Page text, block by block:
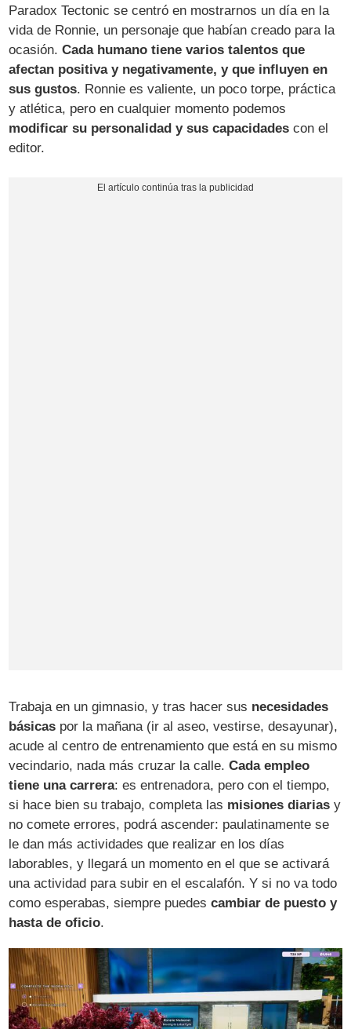
Paradox Tectonic se centró en mostrarnos un día en la
vida de Ronnie, un personaje que habían creado para la
ocasión.Cada humano tiene varios talentos que
afectan positiva y negativamente, y que influyen en
sus gustos. Ronnie es valiente, un poco torpe, práctica
y atlética, pero en cualquier momento podemos
modificar su personalidad y sus capacidades con el
editor.
Trabaja en un gimnasio, y tras hacer sus necesidades
básicas por la mañana (ir al aseo, vestirse, desayunar),
acude al centro de entrenamiento que está en su mismo
vecindario, nada más cruzar la calle.Cada empleo
tiene una carrera: es entrenadora, pero con el tiempo,
si hace bien su trabajo, completa las misiones diarias y
no comete errores, podrá ascender: paulatinamente se
le dan más actividades que realizar en los días
laborables, y llegará un momento en el que se activará
una actividad para subir en el escalafón. Y si no va todo
como esperabas, siempre puedescambiar de puesto y
hasta de oficio.